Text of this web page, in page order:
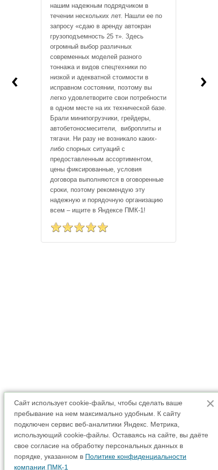
нашим надежным подрядчиком в
течении нескольких лет. Нашли ее по
запросу «сдаю в аренду автокран
грузоподъемность 25 т». Здесь
огромный выбор различных
современных моделей разного
тоннажа и видов спецтехники по
низкой и адекватной стоимости в
исправном состоянии, поэтому вы
легко удовлетворите свои потребности
в одном месте на их технической базе.
Брали минипогрузчики, грейдеры,
автобетоносмесители, виброплиты и
тягачи. Ни разу не возникало каких-
либо спорных ситуаций с
предоставленным ассортиментом,
цены фиксированные, условия
договора выполняются в оговоренные
сроки, поэтому рекомендую эту
надежную и порядочную организацию
всем – ищите в Яндексе ПМК-1!
‹ ›
Сайт использует cookie-файлы, чтобы сделать ваше
пребывание на нем максимально удобным. К cайту
подключен сервис веб-аналитики Яндекс. Метрика,
использующий cookie-файлы. Оставаясь на сайте, вы даёте
свое согласие на обработку персональных данных в
порядке, указанном в Политике конфиденциальности
компании ПМК-1
×